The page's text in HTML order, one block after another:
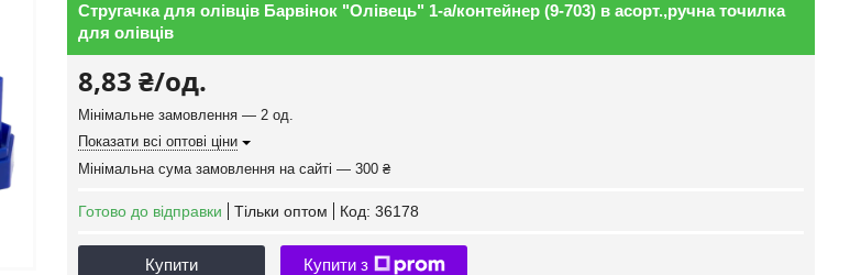
Стругачка для олівців Барвінок "Олівець" 1-а/контейнер (9-703) в асорт.,ручна точилка
для олівців
8,83 ₴/од.
Мінімальне замовлення — 2 од.
Показати всі оптові ціни
Мінімальна сума замовлення на сайті — 300 ₴
Готово до відправки Тільки оптом Код: 36178
Купити Купити з